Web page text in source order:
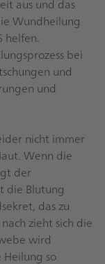
aus und das
Wundheilung
helfen.
bei
und
und
nicht immer
Wenn die
der
die Blutung
das zu
zieht sich die
wird
so